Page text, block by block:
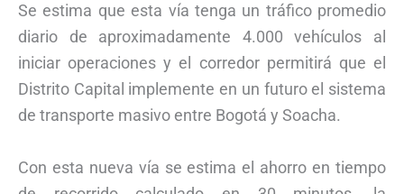
Se estima que esta vía tenga un tráfico promedio
diario de aproximadamente 4.000 vehículos al
iniciar operaciones y el corredor permitirá que el
Distrito Capital implemente en un futuro el sistema
de transporte masivo entre Bogotá y Soacha.
Con esta nueva vía se estima el ahorro en tiempo